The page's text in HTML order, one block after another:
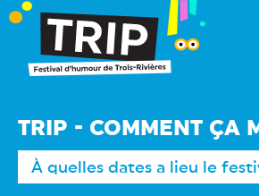
TRIP - COMMENT ÇA
À quelles dates a lieu le